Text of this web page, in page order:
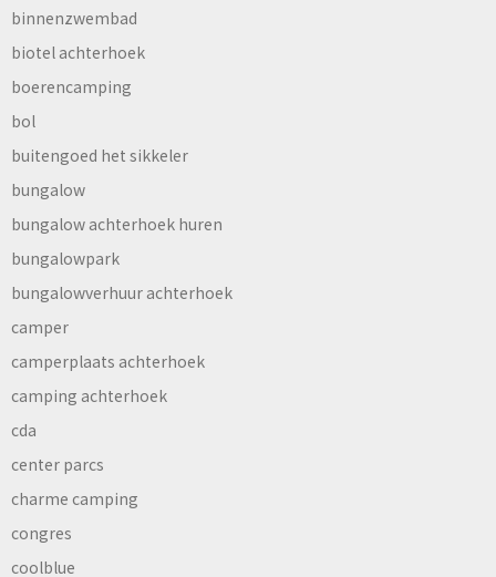
binnenzwembad
biotel achterhoek
boerencamping
bol
buitengoed het sikkeler
bungalow
bungalow achterhoek huren
bungalowpark
bungalowverhuur achterhoek
camper
camperplaats achterhoek
camping achterhoek
cda
center parcs
charme camping
congres
coolblue